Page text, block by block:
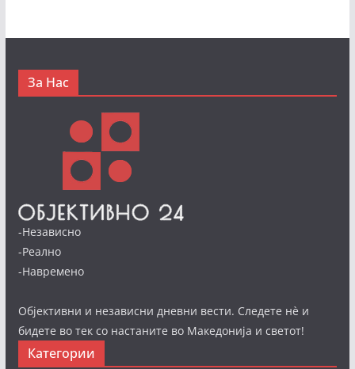
За Нас
-Независно
-Реално
-Навремено
Објективни и независни дневни вести. Следете нè и
бидете во тек со настаните во Македонија и светот!
Категории